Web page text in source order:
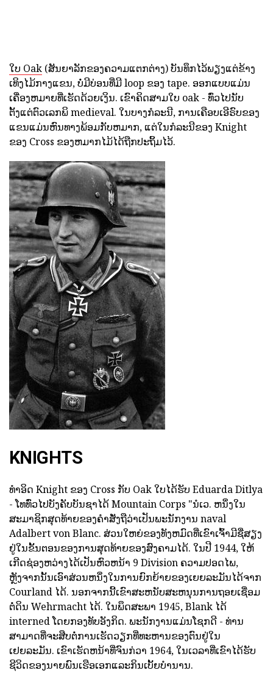
ໃບ Oak (ສັນຍາລັກຂອງຄວາມແຕກຕ່າງ) ບັນທຶກໄວ້ພຽງແຕ່ຂ້າງ
ເທິງໄມ້ກາງແຂນ, ບໍ່ມີບ່ອນທີ່ມີ loop ຂອງ tape. ອອກແບບແມ່ນ
ເຄື່ອງຫມາຍທີ່ເຮັດດ້ວຍເງິນ. ເຂົາຄິດສາມໃບ oak - ທົ່ວໄປນັບ
ຕັ້ງແຕ່ຕົວເລກພິ medieval. ໃນບາງກໍລະນີ, ການເຄືອບເອີຣົບຂອງ
ແຂນແມ່ນຫົນທາງພ້ອມກັບຫມາກ, ແຕ່ໃນກໍລະນີຂອງ Knight
ຂອງ Cross ຂອງຫມາກໄມ້ໄດ້ຖືກປະຖິ້ມໄວ້.
KNIGHTS
ທໍາອິດ Knight ຂອງ Cross ກັບ Oak ໃບໄດ້ຮັບ Eduarda Ditlya
- ໂທທົ່ວໄປບັງຄັບບັນຊາໄດ້ Mountain Corps "ນໍເວ. ຫນຶ່ງໃນ
ສະມາຊິກສຸດທ້າຍຂອງຄໍາສັ່ງຖືວ່າເປັນພະນັກງານ naval
Adalbert von Blanc. ສ່ວນໃຫຍ່ຂອງທັງຫມົດທີ່ເຂົາເຈົ້າມີຊື່ສຽງ
ຢູ່ໃນຂັ້ນຕອນຂອງການສຸດທ້າຍຂອງສົງຄາມໄດ້. ໃນປີ 1944, ໃຫ້
ເກີດຊ່ອງຫວ່າງໄດ້ເປັນຫົວຫນ້າ 9 Division ຄວາມປອດໄພ,
ຫຼັງຈາກນັ້ນເອົາສ່ວນຫນຶ່ງໃນການຍົກຍ້າຍຂອງເຍຍລະມັນໄດ້ຈາກ
Courland ໄດ້. ນອກຈາກນີ້ເຂົາສະຫນັບສະຫນຸນການຖອຍເຊື່ອມ
ຕໍ່ດິນ Wehrmacht ໄດ້. ໃນພຶດສະພາ 1945, Blank ໄດ້
interned ໂດຍກອງທັບອັງກິດ. ພະນັກງານແມ່ນໂຊກດີ - ທ່ານ
ສາມາດທີ່ຈະສືບຕໍ່ການເຮັດວຽກທີ່ທະຫານຂອງຕົນຢູ່ໃນ
ເຢຍລະມັນ. ເຂົາເຮັດຫນ້າທີ່ຈົນກ່ວາ 1964, ໃນເວລາທີ່ເຂົາໄດ້ຮັບ
ຊີວິດຂອງນາຍພົນເຮືອເອກແລະກິນເບັ້ຍບໍານານ.